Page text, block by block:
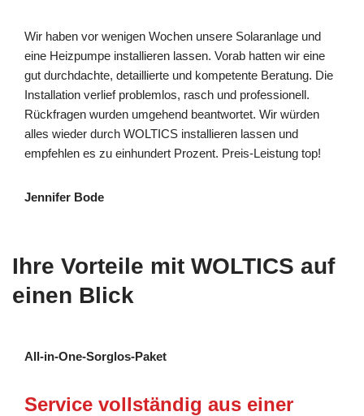
Wir haben vor wenigen Wochen unsere Solaranlage und
eine Heizpumpe installieren lassen. Vorab hatten wir eine
gut durchdachte, detaillierte und kompetente Beratung. Die
Installation verlief problemlos, rasch und professionell.
Rückfragen wurden umgehend beantwortet. Wir würden
alles wieder durch WOLTICS installieren lassen und
empfehlen es zu einhundert Prozent. Preis-Leistung top!
Jennifer Bode
Ihre Vorteile mit WOLTICS auf
einen Blick
All-in-One-Sorglos-Paket
Service vollständig aus einer